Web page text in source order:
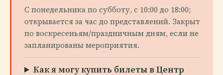
С понедельника по субботу, с 10:00 до 18:00;
открывается за час до представлений. Закрыт
по воскресеньям/праздничным дням, если не
запланированы мероприятия.
Как я могу купить билеты в Центр